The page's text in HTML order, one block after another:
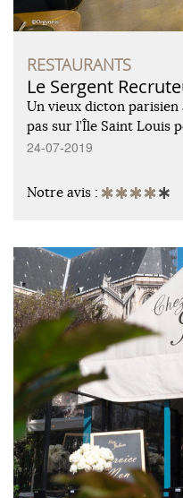
RESTAURANTS
Le Sergent
Un vieux dicton
pas sur l’Île Saint Louis
24-07-2019
Notre avis :